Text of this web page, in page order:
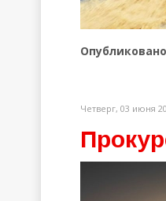
Четверг, 03 июня